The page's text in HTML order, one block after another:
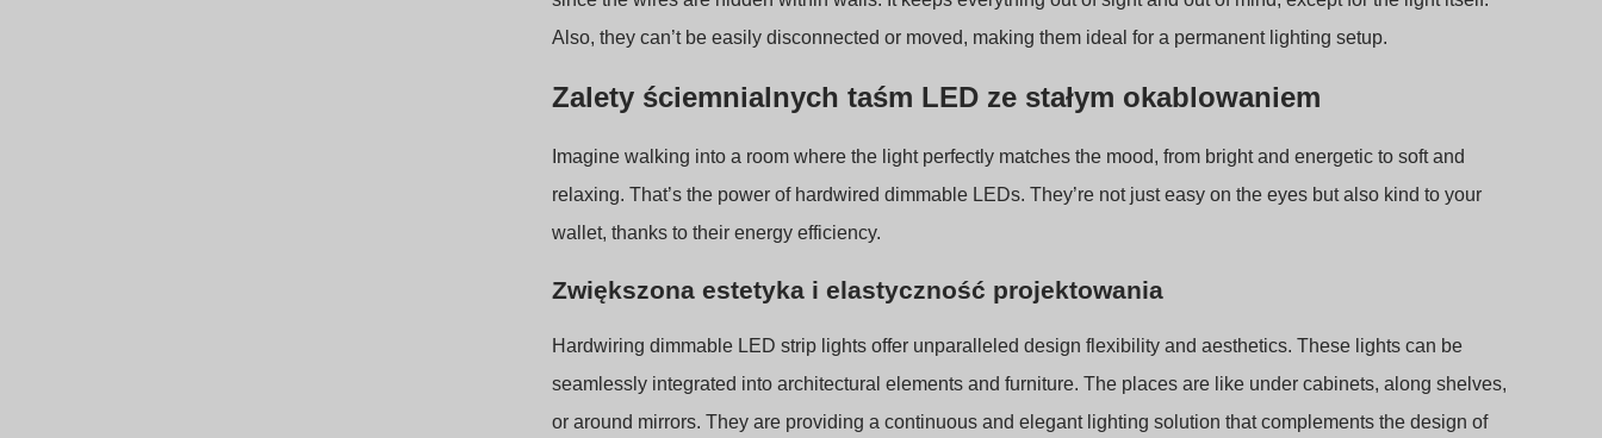
Also, they can’t be easily disconnected or moved, making them ideal for a permanent lighting setup.
Zalety ściemnialnych taśm LED ze stałym okablowaniem
Imagine walking into a room where the light perfectly matches the mood, from bright and energetic to soft and
relaxing. That’s the power of hardwired dimmable LEDs. They’re not just easy on the eyes but also kind to your
wallet, thanks to their energy efficiency.
Zwiększona estetyka i elastyczność projektowania
Hardwiring dimmable LED strip lights offer unparalleled design flexibility and aesthetics. These lights can be
seamlessly integrated into architectural elements and furniture. The places are like under cabinets, along shelves,
or around mirrors. They are providing a continuous and elegant lighting solution that complements the design of